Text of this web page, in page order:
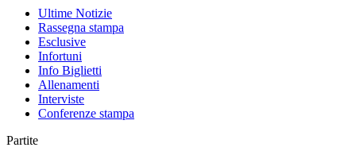
Ultime Notizie
Rassegna stampa
Esclusive
Infortuni
Info Biglietti
Allenamenti
Interviste
Conferenze stampa
Partite